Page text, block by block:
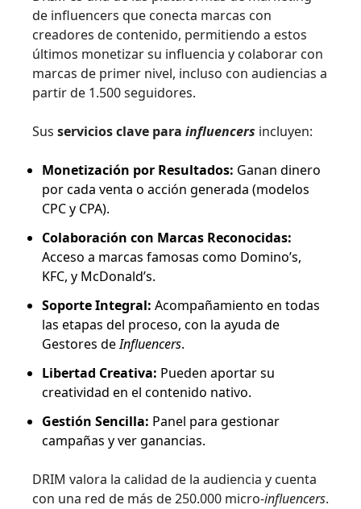
de influencers que conecta marcas con
creadores de contenido, permitiendo a estos
últimos monetizar su influencia y colaborar con
marcas de primer nivel, incluso con audiencias a
partir de 1.500 seguidores.
Sus servicios clave para influencers incluyen:
Monetización por Resultados: Ganan dinero
por cada venta o acción generada (modelos
CPC y CPA).
Colaboración con Marcas Reconocidas:
Acceso a marcas famosas como Domino’s,
KFC, y McDonald’s.
Soporte Integral: Acompañamiento en todas
las etapas del proceso, con la ayuda de
Gestores deInfluencers.
Libertad Creativa: Pueden aportar su
creatividad en el contenido nativo.
Gestión Sencilla: Panel para gestionar
campañas y ver ganancias.
DRIM valora la calidad de la audiencia y cuenta
con una red de más de 250.000 micro-influencers.